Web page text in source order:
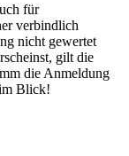
für
verbindlich
nicht gewertet
gilt die
die Anmeldung
Blick!